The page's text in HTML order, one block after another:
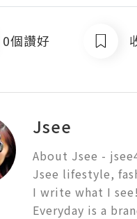
0個讚好
Jsee
About Jsee -
Jsee lifestyle,
I write what I
Everyday is a